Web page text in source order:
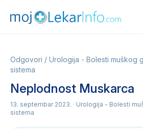
Odgovori / Urologija - Bolesti muškog
sistema
Neplodnost Muskarca
13. septembar 2023. · Urologija - Bolesti
sistema